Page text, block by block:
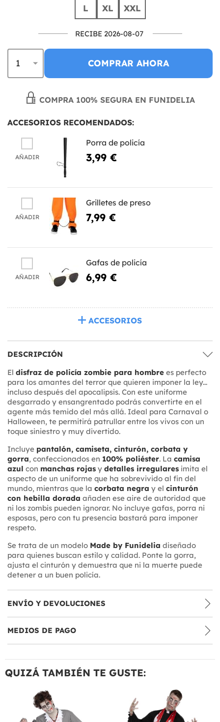
L XL XXL
RECIBE 2026-08-07
COMPRAR AHORA
COMPRA 100% SEGURA EN FUNIDELIA
ACCESORIOS RECOMENDADOS:
AÑADIR
Porra de policía
3,99 €
AÑADIR
Grilletes de preso
7,99 €
AÑADIR
Gafas de policía
6,99 €
ACCESORIOS
DESCRIPCIÓN
El disfraz de policía zombie para hombre es perfecto
para los amantes del terror que quieren imponer la ley...
incluso después del apocalipsis. Con este uniforme
desgarrado y ensangrentado podrás convertirte en el
agente más temido del más allá. Ideal para Carnaval o
Halloween, te permitirá patrullar entre los vivos con un
toque siniestro y muy divertido.
Incluye pantalón, camiseta, cinturón, corbata y
gorra, confeccionados en 100% poliéster. La camisa
azul con manchas rojas y detalles irregulares imita el
aspecto de un uniforme que ha sobrevivido al fin del
mundo, mientras que la corbata negra y el cinturón
con hebilla dorada añaden ese aire de autoridad que
ni los zombis pueden ignorar. No incluye gafas, porra ni
esposas, pero con tu presencia bastará para imponer
respeto.
Se trata de un modelo Made by Funidelia diseñado
para quienes buscan estilo y calidad. Ponte la gorra,
ajusta el cinturón y demuestra que ni la muerte puede
detener a un buen policía.
ENVÍO Y DEVOLUCIONES
MEDIOS DE PAGO
QUIZÁ TAMBIÉN TE GUSTE: